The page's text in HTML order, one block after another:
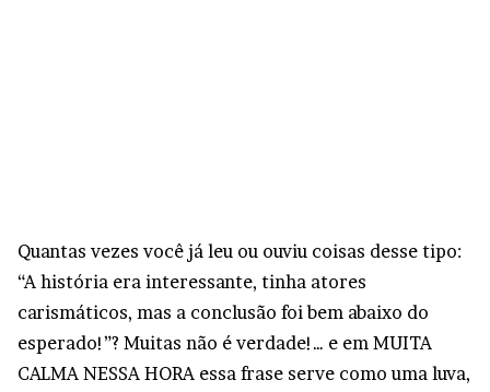
Quantas vezes você já leu ou ouviu coisas desse tipo:
“A história era interessante, tinha atores
carismáticos, mas a conclusão foi bem abaixo do
esperado!”? Muitas não é verdade!… e em MUITA
CALMA NESSA HORA essa frase serve como uma luva,